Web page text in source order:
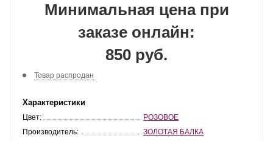
Минимальная цена при
заказе онлайн:
850 руб.
Товар распродан
Характеристики
Цвет:
РОЗОВОЕ
Производитель:
ЗОЛОТАЯ БАЛКА